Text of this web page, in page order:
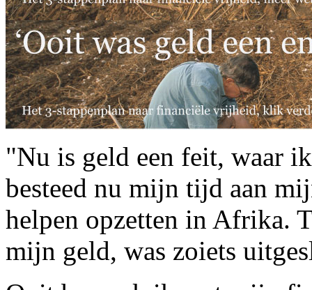
"Nu is geld een feit, waar
besteed nu mijn tijd aan
helpen opzetten in Afrika.
mijn geld, was zoiets